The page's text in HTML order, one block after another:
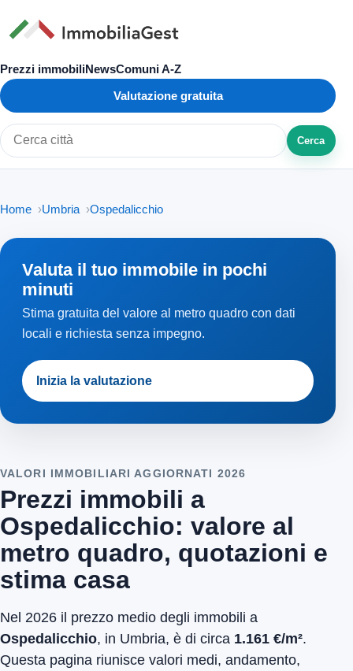
Prezzi immobiliNewsComuni A-Z
Valutazione gratuita
Cerca città o zona
Cerca
Home Umbria Ospedalicchio
Valuta il tuo immobile in pochi
minuti
Stima gratuita del valore al metro quadro con dati
locali e richiesta senza impegno.
Inizia la valutazione
VALORI IMMOBILIARI AGGIORNATI 2026
Prezzi immobili a
Ospedalicchio: valore al
metro quadro, quotazioni e
stima casa
Nel 2026 il prezzo medio degli immobili a
Ospedalicchio, in Umbria, è di circa 1.161 €/m².
Questa pagina riunisce valori medi, andamento,